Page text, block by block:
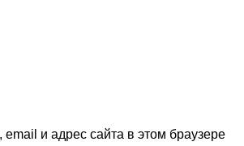
и адрес сайта в этом браузере